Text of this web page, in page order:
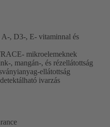
, D3-, E- vitaminnal és
mikroelemeknek
, mangán-, és rézellátottság
ellátottság
ivarzás